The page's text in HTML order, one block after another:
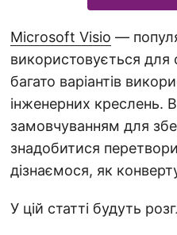
Microsoft Visio —
використовується для
багато варіантів
інженерних креслень.
замовчуванням для
знадобитися
дізнаємося, як
У цій статті будуть